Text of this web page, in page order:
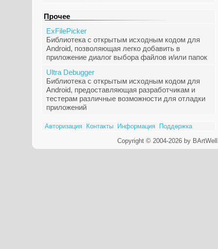
Прочее
ExFilePicker
Библиотека с открытым исходным кодом для
Android, позволяющая легко добавить в
приложение диалог выбора файлов и/или папок
Ultra Debugger
Библиотека с открытым исходным кодом для
Android, предоставляющая разработчикам и
тестерам различные возможности для отладки
приложений
Авторизация Контакты Информация
Поддержка
Copyright © 2004-2026 by BArtWell